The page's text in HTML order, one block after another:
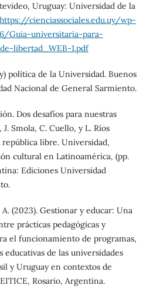
Uruguay: Universidad de la
https://cienciassociales.edu.uy/wp-
Guia-universitaria-para-
libertad_WEB-1.pdf
política de la Universidad. Buenos
Nacional de General Sarmiento.
Dos desafíos para nuestras
Smola, C. Cuello, y L. Ríos
libre. Universidad,
cultural en Latinoamérica, (pp.
Ediciones Universidad
(2023). Gestionar y educar: Una
prácticas pedagógicas y
el funcionamiento de programas,
de las universidades
y Uruguay en contextos de
Rosario, Argentina.